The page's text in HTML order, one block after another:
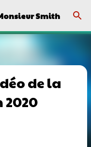
Smith
de la
2020